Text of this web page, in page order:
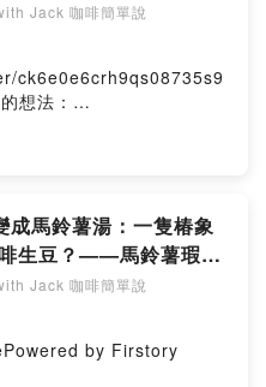
Jack 咖啡簡單說
ck6e0e6crh9qs08735s9
想法：
Firstory Hosting
成馬鈴薯湯：一隻椿象
生豆？——馬鈴薯瑕疵
感官品味 | 難度： ★ ☆
Jack 咖啡簡單說
by Firstory